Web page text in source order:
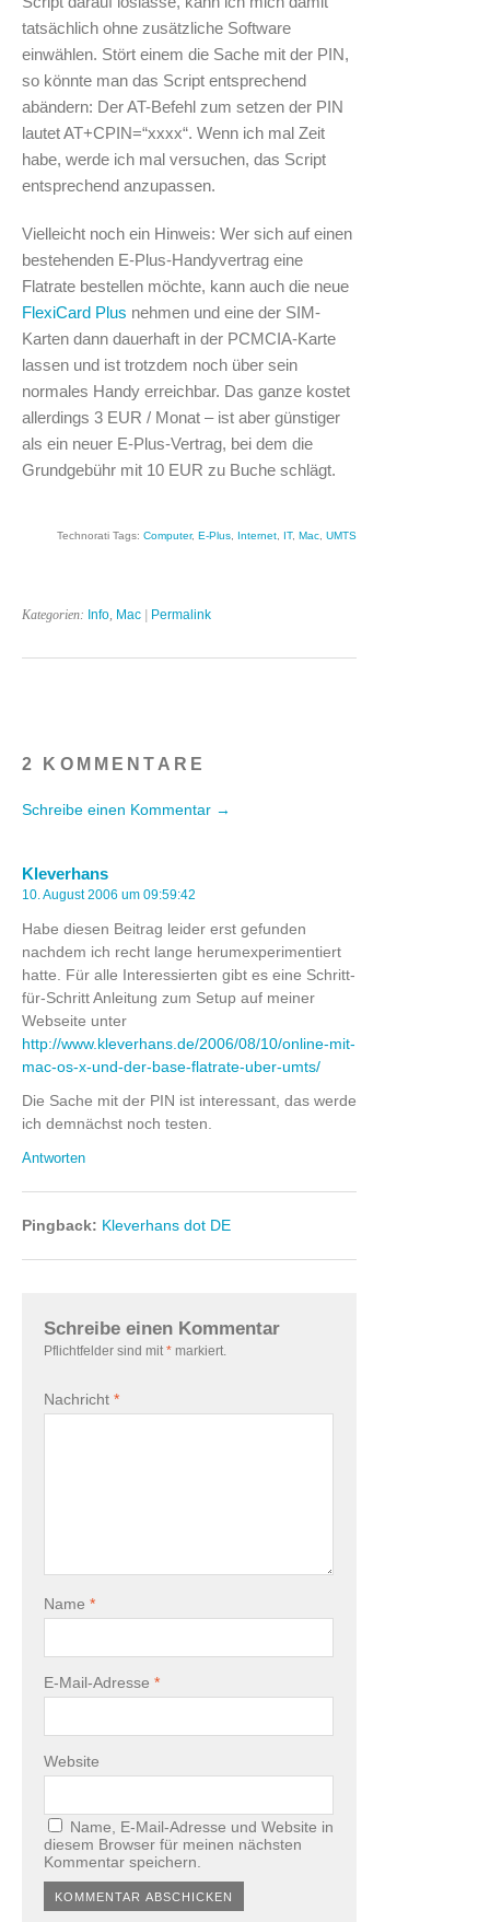
tatsächlich ohne zusätzliche Software
einwählen. Stört einem die Sache mit der PIN,
so könnte man das Script entsprechend
abändern: Der AT-Befehl zum setzen der PIN
lautet AT+CPIN=“xxxx“. Wenn ich mal Zeit
habe, werde ich mal versuchen, das Script
entsprechend anzupassen.
Vielleicht noch ein Hinweis: Wer sich auf einen
bestehenden E-Plus-Handyvertrag eine
Flatrate bestellen möchte, kann auch die neue
FlexiCard Plus nehmen und eine der SIM-
Karten dann dauerhaft in der PCMCIA-Karte
lassen und ist trotzdem noch über sein
normales Handy erreichbar. Das ganze kostet
allerdings 3 EUR / Monat – ist aber günstiger
als ein neuer E-Plus-Vertrag, bei dem die
Grundgebühr mit 10 EUR zu Buche schlägt.
Technorati Tags: Computer, E-Plus Internet IT, Mac UMTS
Kategorien: Info Mac | Permalink
2 KOMMENTARE
Schreibe einen Kommentar →
Kleverhans
10. August 2006 um 09:59:42
Habe diesen Beitrag leider erst gefunden
nachdem ich recht lange herumexperimentiert
hatte. Für alle Interessierten gibt es eine Schritt-
für-Schritt Anleitung zum Setup auf meiner
Webseite unter
http://www.kleverhans.de/2006/08/10/online-mit-
mac-os-x-und-der-base-flatrate-uber-umts/
Die Sache mit der PIN ist interessant, das werde
ich demnächst noch testen.
Antworten
Pingback: Kleverhans dot DE
Schreibe einen Kommentar
Pflichtfelder sind mit * markiert.
Nachricht *
Name *
E-Mail-Adresse *
Website
Name, E-Mail-Adresse und Website in
diesem Browser für meinen nächsten
Kommentar speichern.